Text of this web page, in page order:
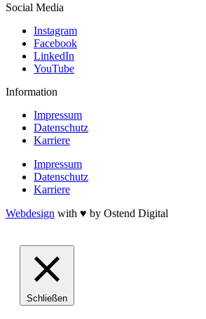
Social Media
Instagram
Facebook
LinkedIn
YouTube
Information
Impressum
Datenschutz
Karriere
Impressum
Datenschutz
Karriere
Webdesign with ♥ by Ostend Digital
Schließen